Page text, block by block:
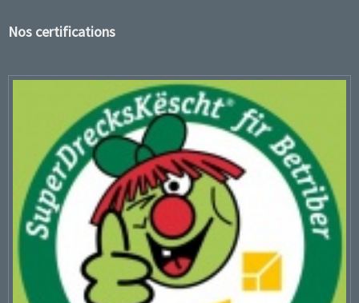
Nos certifications